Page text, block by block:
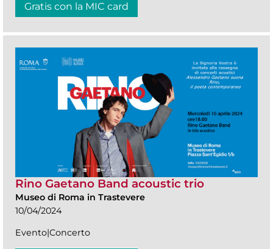
Gratis con la MIC card
Rino Gaetano Band acoustic trio
Museo di Roma in Trastevere
10/04/2024
Evento|Concerto